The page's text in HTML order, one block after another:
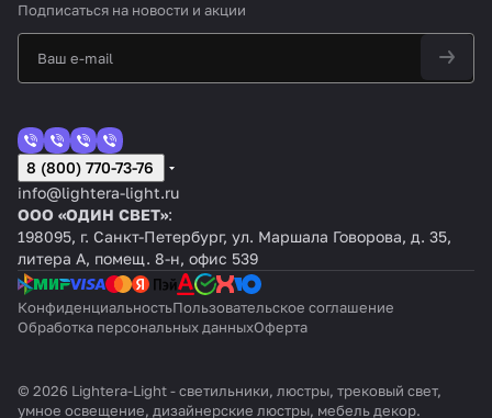
Подписаться на новости и акции
8 (800) 770-73-76
info@lightera-light.ru
ООО «ОДИН СВЕТ»:
198095, г. Санкт-Петербург, ул. Маршала Говорова, д. 35,
литера А, помещ. 8-н, офис 539
КонфиденциальностьПользовательское соглашение
Обработка персональных данныхОферта
© 2026 Lightera-Light - светильники, люстры, трековый свет,
умное освещение, дизайнерские люстры, мебель декор.